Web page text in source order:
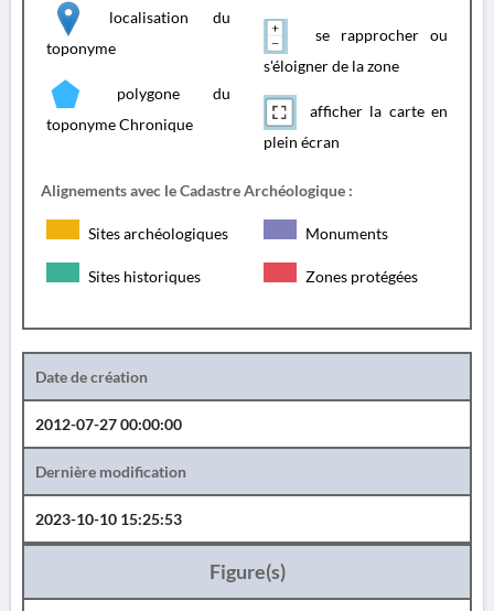
localisation du
toponyme
polygone du
toponyme Chronique
se rapprocher ou
s'éloigner de la zone
afficher la carte en
plein écran
Alignements avec le Cadastre Archéologique :
Sites archéologiques Monuments
Sites historiques Zones protégées
Date de création
2012-07-27 00:00:00
Dernière modification
2023-10-10 15:25:53
Figure(s)